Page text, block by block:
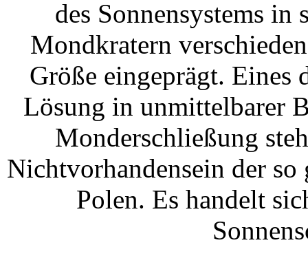
des Sonnensystems
Mondkratern
Größe eingeprägt. Eines
Lösung in unmittelbarer
Monderschließung
Nichtvorhandensein der
Polen. Es handelt